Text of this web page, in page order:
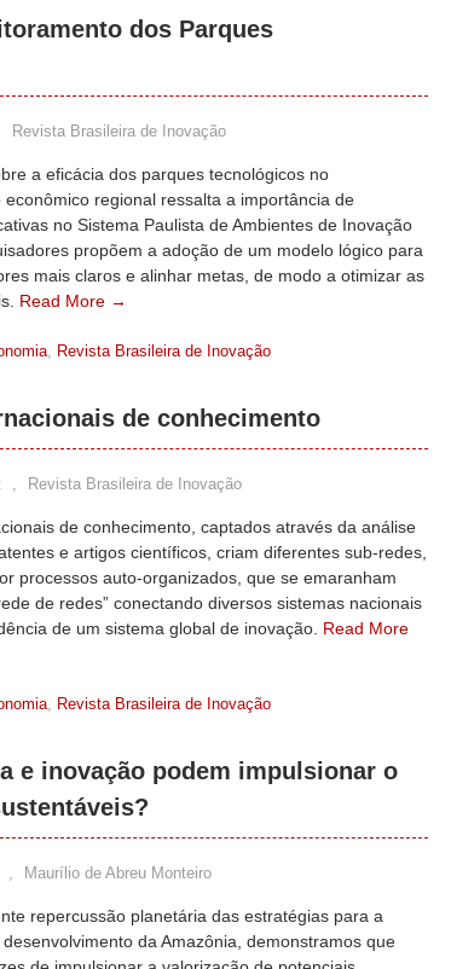
dos Parques
Revista Brasileira de Inovação
a eficácia dos parques tecnológicos no
econômico regional ressalta a importância de
no Sistema Paulista de Ambientes de Inovação
propõem a adoção de um modelo lógico para
mais claros e alinhar metas, de modo a otimizar as
Read More →
, Revista Brasileira de Inovação
de conhecimento
, Revista Brasileira de Inovação
de conhecimento, captados através da análise
e artigos científicos, criam diferentes sub-redes,
processos auto-organizados, que se emaranham
de redes” conectando diversos sistemas nacionais
de um sistema global de inovação. Read More
, Revista Brasileira de Inovação
e inovação podem impulsionar o
, Maurílio de Abreu Monteiro
repercussão planetária das estratégias para a
da Amazônia, demonstramos que